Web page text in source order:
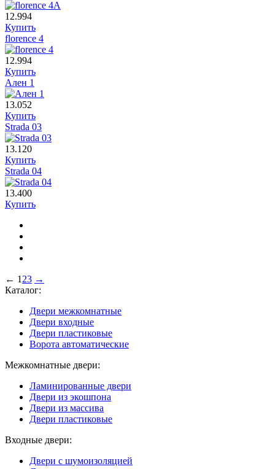
12.994
Купить
florence 4
12.994
Купить
Ален 1
13.052
Купить
Strada 03
13.120
Купить
Strada 04
13.400
Купить
← 1 23 →
Каталог:
Двери межкомнатные
Двери входные
Двери пластиковые
Ворота автоматические
Межкомнатные двери:
Ламинированные двери
Двери из экошпона
Двери из массива
Двери пластиковые
Входные двери:
Двери с шумоизоляцией